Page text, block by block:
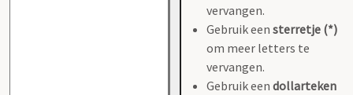
vervangen.
Gebruik een sterretje (*)
om meer letters te
vervangen.
Gebruik een dollarteken